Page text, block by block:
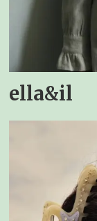
ella&il